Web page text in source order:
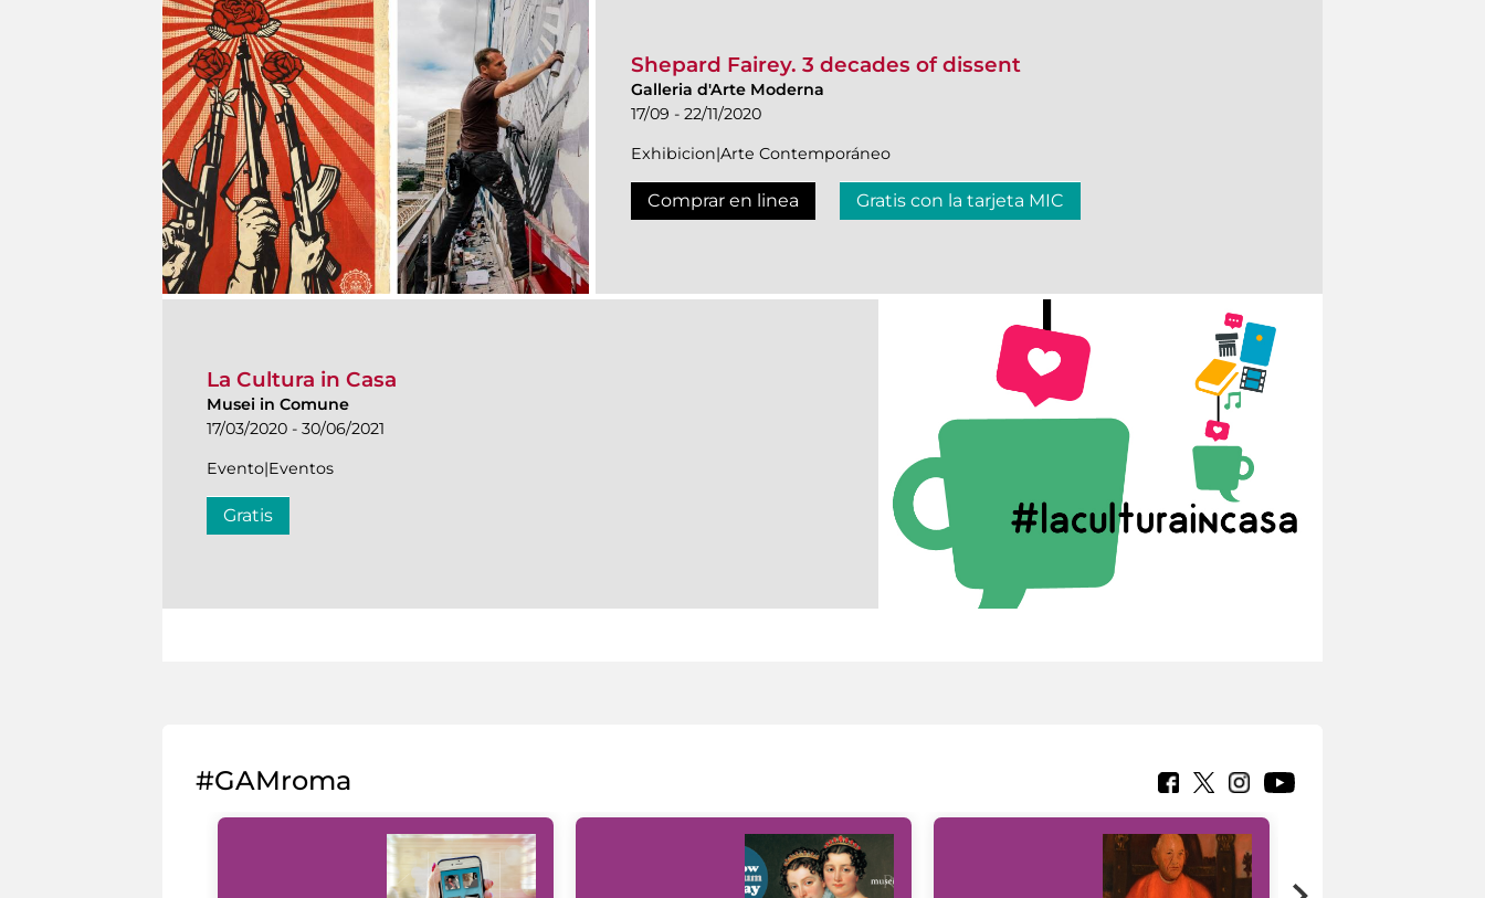
Shepard Fairey. 3 decades of dissent
Galleria d'Arte Moderna
17/09 - 22/11/2020
Exhibicion|Arte Contemporáneo
Comprar en linea Gratis con la tarjeta MIC
La Cultura in Casa
Musei in Comune
17/03/2020 - 30/06/2021
Evento|Eventos
Gratis
#GAMroma